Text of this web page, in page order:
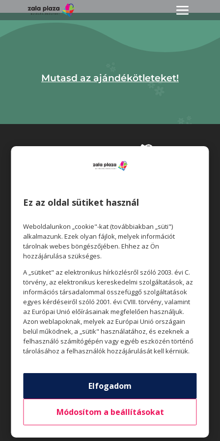
Mutasd az ajándékötleteket!
Aktualitások
Rólunk
Állásajánlatok
Általános nyitvatartás*
Hétfő – Szombat06:45 – 20:45
Vasárnap
07:45 – 20:45
*Az üzletek nyitvatartása eltérő lehet.
info@zalaplaza.hu
8900 Zalaegerszeg, Stadion u. 5.
Copyright 2021
Ez az oldal sütiket használ
Weboldalunkon „cookie"-kat (továbbiakban „süti")
alkalmazunk. Ezek olyan fájlok, melyek információt
tárolnak webes böngészőjében. Ehhez az Ön
hozzájárulása szükséges.
A „sütiket" az elektronikus hírközlésről szóló 2003. évi C.
törvény, az elektronikus kereskedelmi szolgáltatások, az
információs társadalommal összefüggő szolgáltatások
egyes kérdéseiről szóló 2001. évi CVIII. törvény, valamint
az Európai Unió előírásainak megfelelően használjuk.
Azon weblapoknak, melyek az Európai Unió országain
belül működnek, a „sütik" használatához, és ezeknek a
felhasználó számítógépén vagy egyéb eszközén történő
tárolásához a felhasználók hozzájárulását kell kérniük.
Elfogadom
Módosítom a beállításokat